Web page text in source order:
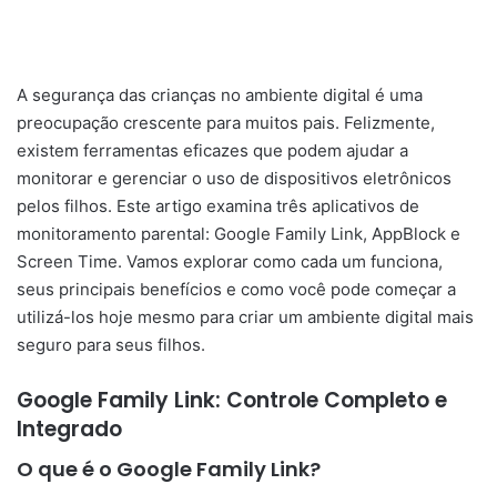
A segurança das crianças no ambiente digital é uma
preocupação crescente para muitos pais. Felizmente,
existem ferramentas eficazes que podem ajudar a
monitorar e gerenciar o uso de dispositivos eletrônicos
pelos filhos. Este artigo examina três aplicativos de
monitoramento parental: Google Family Link, AppBlock e
Screen Time. Vamos explorar como cada um funciona,
seus principais benefícios e como você pode começar a
utilizá-los hoje mesmo para criar um ambiente digital mais
seguro para seus filhos.
Google Family Link: Controle Completo e
Integrado
O que é o Google Family Link?